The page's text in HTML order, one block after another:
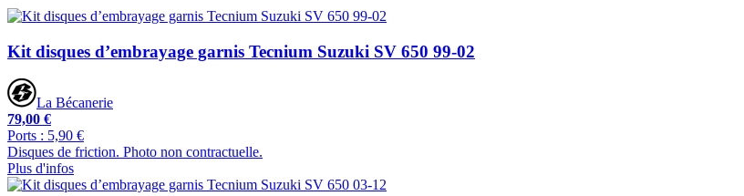
Kit disques d’embrayage garnis Tecnium Suzuki SV 650 99-02
La Bécanerie
79,00 €
Ports : 5,90 €
Disques de friction. Photo non contractuelle.
Plus d'infos